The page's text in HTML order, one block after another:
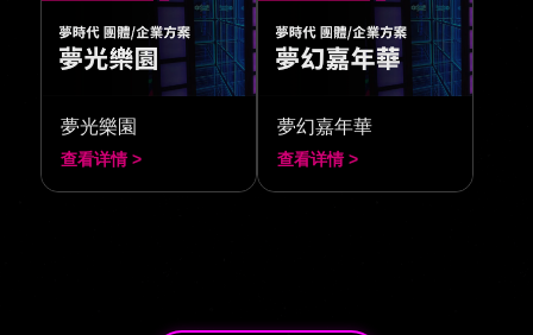
夢光樂園
查看详情 >
夢幻嘉年華
查看详情 >